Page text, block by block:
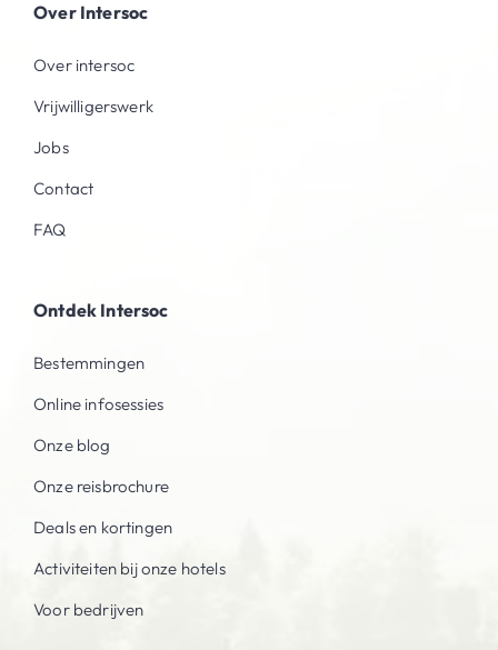
Over Intersoc
Over intersoc
Vrijwilligerswerk
Jobs
Contact
FAQ
Ontdek Intersoc
Bestemmingen
Online infosessies
Onze blog
Onze reisbrochure
Deals en kortingen
Activiteiten bij onze hotels
Voor bedrijven